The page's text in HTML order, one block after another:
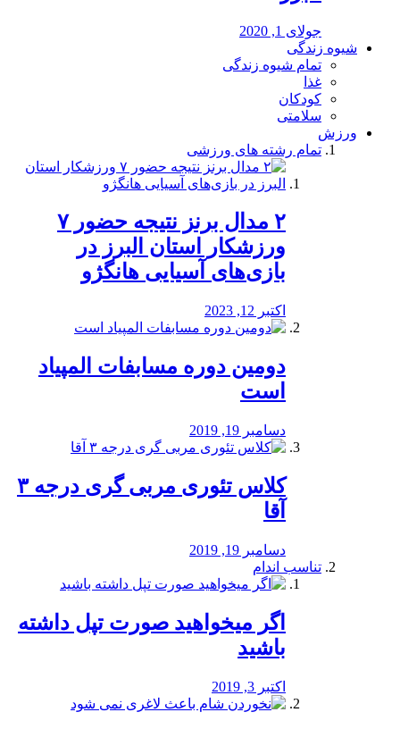
جولای 1, 2020
شیوه زندگی
تمام شیوه زندگی
غذا
کودکان
سلامتی
ورزش
تمام رشته های ورزشی
۲ مدال برنز نتیجه حضور ۷
ورزشکار استان البرز در
بازی‌های آسیایی هانگژو
اکتبر 12, 2023
دومین دوره مسابفات المپیاد
است
دسامبر 19, 2019
کلاس تئوری مربی گری درجه ۳
آقا
دسامبر 19, 2019
تناسب اندام
اگر میخواهید صورت تپل داشته
باشید
اکتبر 3, 2019